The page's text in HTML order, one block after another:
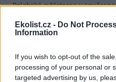
Ekolist.cz - Do Not
Information
If you wish to opt-out of the
processing of your personal or
targeted advertising by us,
Polabská cyklotrasa v
Borek, Dřís, Tuhaň, Brandýs
Celkové náklady na její
dosáhly 400 tisíc korun.